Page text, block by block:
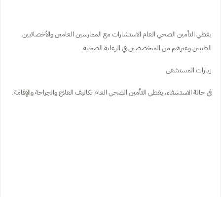
يغطي التأمين الصحي العام الاستشارات مع الممارسين العامين والأخصائيين
الطبيين وغيرهم من المتخصصين في الرعاية الصحية.
زيارات المستشفى
في حالة الاستشفاء، يغطي التأمين الصحي العام تكاليف العلاج والجراحة والإقامة.